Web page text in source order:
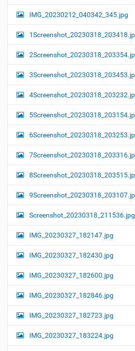
IMG_20230212_040342_345.jpg
Screenshot_20230318_211536.jpg
IMG_20230327_182147.jpg
IMG_20230327_182430.jpg
IMG_20230327_182600.jpg
IMG_20230327_182846.jpg
IMG_20230327_182723.jpg
IMG_20230327_183224.jpg